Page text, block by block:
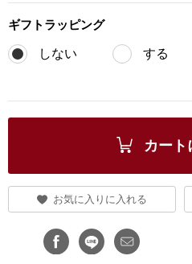
ギフト ラッピング
しない する
カート
お気に入りに入れる